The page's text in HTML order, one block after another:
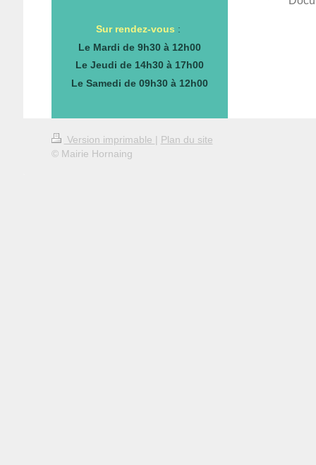
Sur rendez-vous :
Le Mardi de 9h30 à 12h00
Le Jeudi de 14h30 à 17h00
Le Samedi de 09h30 à 12h00
Version imprimable | Plan du site
© Mairie Hornaing